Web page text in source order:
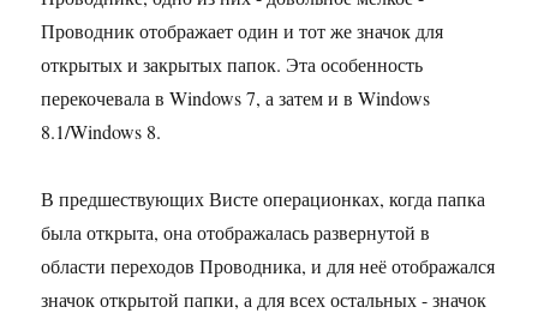
Проводник отображает один и тот же значок для
открытых и закрытых папок. Эта особенность
перекочевала в Windows 7, а затем и в Windows
8.1/Windows 8.
В предшествующих Висте операционках, когда папка
была открыта, она отображалась развернутой в
области переходов Проводника, и для неё отображался
значок открытой папки, а для всех остальных - значок